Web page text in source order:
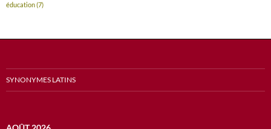
éducation(7)
SYNONYMES LATINS